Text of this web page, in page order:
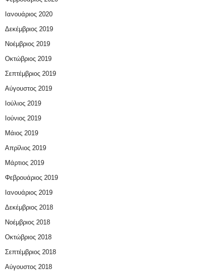
Ιανουάριος 2020
Δεκέμβριος 2019
Νοέμβριος 2019
Οκτώβριος 2019
Σεπτέμβριος 2019
Αύγουστος 2019
Ιούλιος 2019
Ιούνιος 2019
Μάιος 2019
Απρίλιος 2019
Μάρτιος 2019
Φεβρουάριος 2019
Ιανουάριος 2019
Δεκέμβριος 2018
Νοέμβριος 2018
Οκτώβριος 2018
Σεπτέμβριος 2018
Αύγουστος 2018